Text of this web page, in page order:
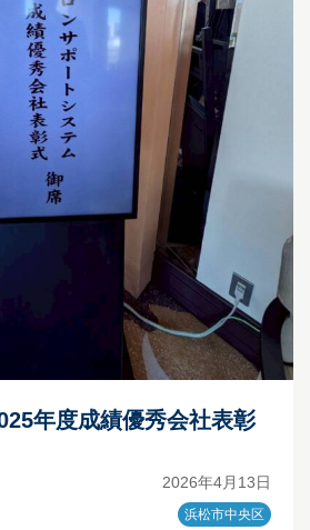
年度成績優秀会社表彰
2026年4月13日
浜松市中央区